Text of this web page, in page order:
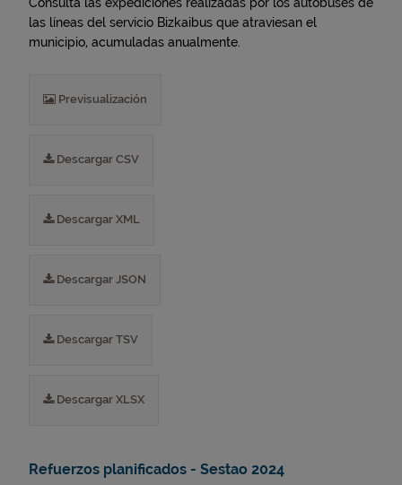
las líneas del servicio Bizkaibus que atraviesan el
municipio, acumuladas anualmente.
Previsualización
Descargar CSV
Descargar XML
Descargar JSON
Descargar TSV
Descargar XLSX
Refuerzos planificados - Sestao 2024